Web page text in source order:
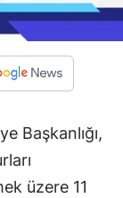
Başkanlığı,
üzere 11